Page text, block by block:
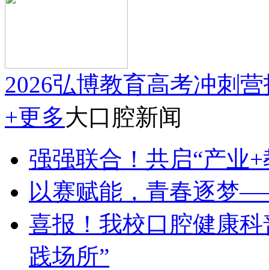
2026弘博教育高考冲刺
+更多大口腔新闻
强强联合！共启“产业
以赛赋能，青春逐梦
喜报！我校口腔健康
践场所”